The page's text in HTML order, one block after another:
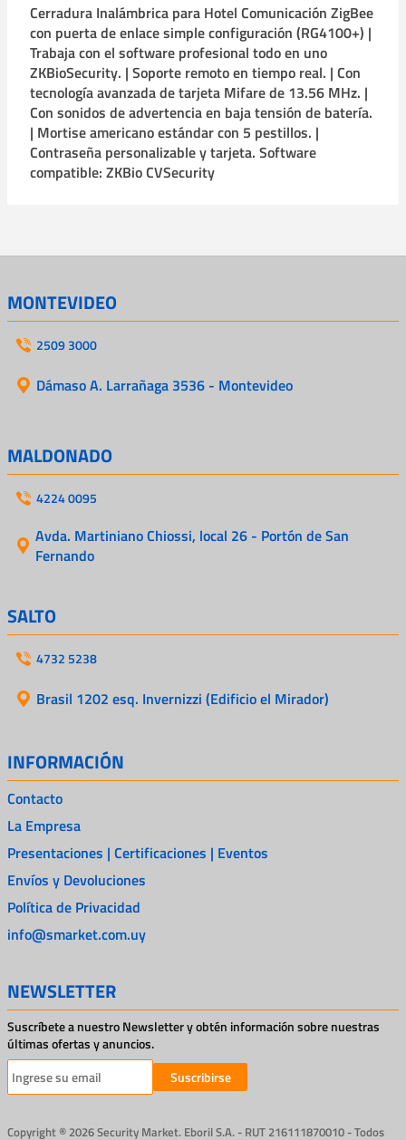
Cerradura Inalámbrica para Hotel Comunicación ZigBee
con puerta de enlace simple configuración (RG4100+) |
Trabaja con el software profesional todo en uno
ZKBioSecurity. | Soporte remoto en tiempo real. | Con
tecnología avanzada de tarjeta Mifare de 13.56 MHz. |
Con sonidos de advertencia en baja tensión de batería.
| Mortise americano estándar con 5 pestillos. |
Contraseña personalizable y tarjeta. Software
compatible: ZKBio CVSecurity
MONTEVIDEO
2509 3000
Dámaso A. Larrañaga 3536 - Montevideo
MALDONADO
4224 0095
Avda. Martiniano Chiossi, local 26 - Portón de San
Fernando
SALTO
4732 5238
Brasil 1202 esq. Invernizzi (Edificio el Mirador)
INFORMACIÓN
Contacto
La Empresa
Presentaciones | Certificaciones | Eventos
Envíos y Devoluciones
Política de Privacidad
info@smarket.com.uy
NEWSLETTER
Suscríbete a nuestro Newsletter y obtén información sobre nuestras
últimas ofertas y anuncios.
Suscribirse
Copyright ® 2026 Security Market. Eboril S.A. - RUT 216111870010 - Todos